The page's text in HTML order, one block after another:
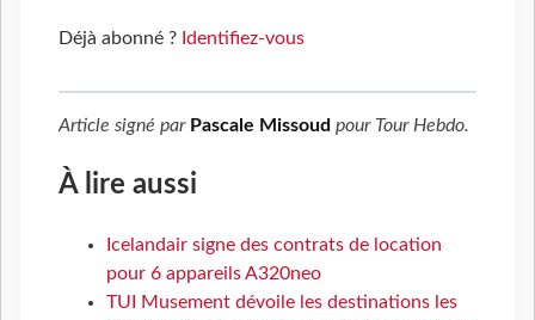
Déjà abonné ? Identifiez-vous
Article signé par Pascale Missoud pour Tour Hebdo.
À lire aussi
Icelandair signe des contrats de location
pour 6 appareils A320neo
TUI Musement dévoile les destinations les